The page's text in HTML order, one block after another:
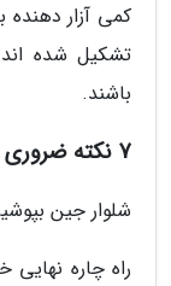
کمی آزار دهنده
تشکیل شده
باشند.
7 نکته ضروری درباره لباس ورزشی
شلوار جین
راه چاره